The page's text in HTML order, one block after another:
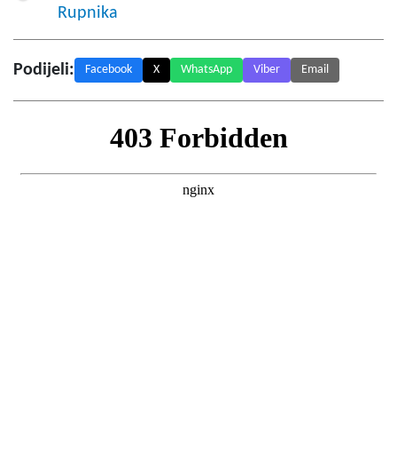
Rupnika
Podijeli: Facebook X WhatsApp Viber Email